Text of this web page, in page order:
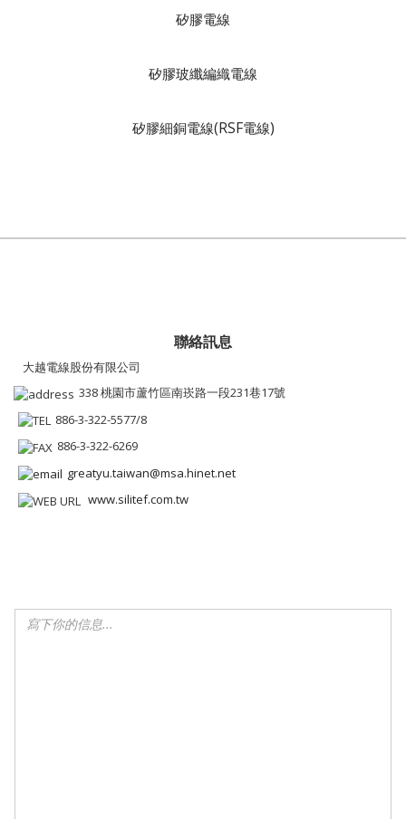
矽膠電線
矽膠玻纖編織電線
矽膠細銅電線(RSF電線)
聯絡訊息
大越電線股份有限公司
338 桃園市蘆竹區南崁路一段231巷17號
886-3-322-5577/8
886-3-322-6269
greatyu.taiwan@msa.hinet.net
www.silitef.com.tw